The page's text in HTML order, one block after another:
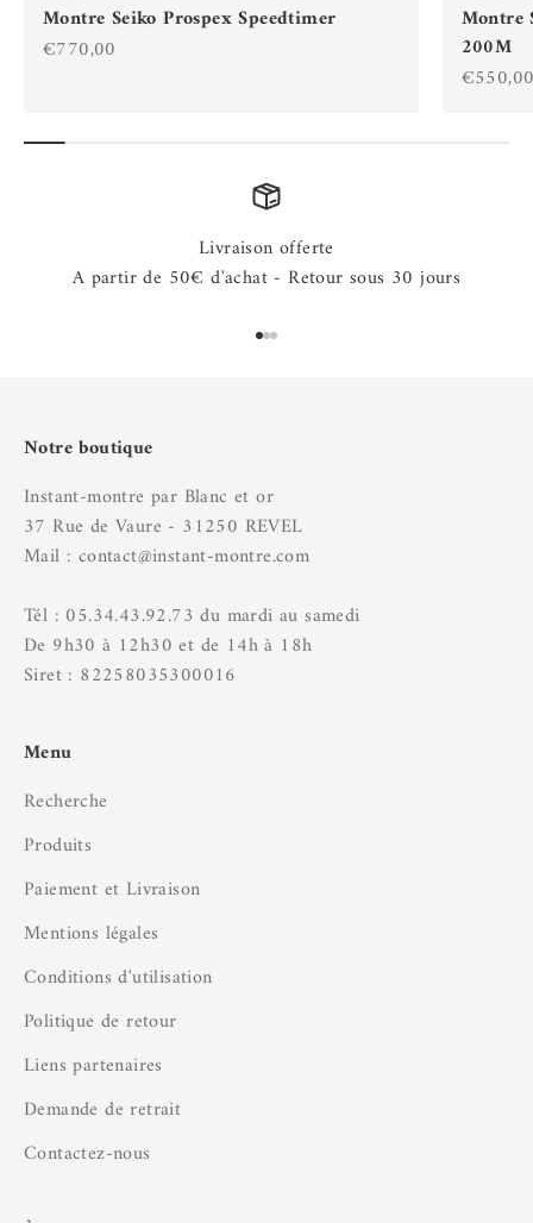
Montre Seiko Prospex Speedtimer
Prix de vente
€770,00
Montre
200M
Prix de
Livraison offerte
A partir de 50€ d'achat - Retour sous 30 jours
Aller à l'élément 1
Aller à l'élément 2
Aller à l'élément 3
Notre boutique
Instant-montre par Blanc et or
37 Rue de Vaure - 31250 REVEL
Mail : contact@instant-montre.com
Tél : 05.34.43.92.73 du mardi au samedi
De 9h30 à 12h30 et de 14h à 18h
Siret : 82258035300016
Menu
Recherche
Produits
Paiement et Livraison
Mentions légales
Conditions d'utilisation
Politique de retour
Liens partenaires
Demande de retrait
Contactez-nous